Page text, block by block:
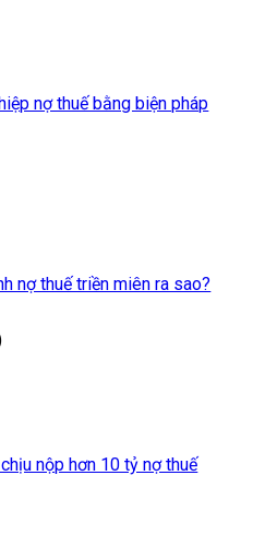
nợ thuế bằng biện pháp
nợ thuế triền miên ra sao?
nộp hơn 10 tỷ nợ thuế